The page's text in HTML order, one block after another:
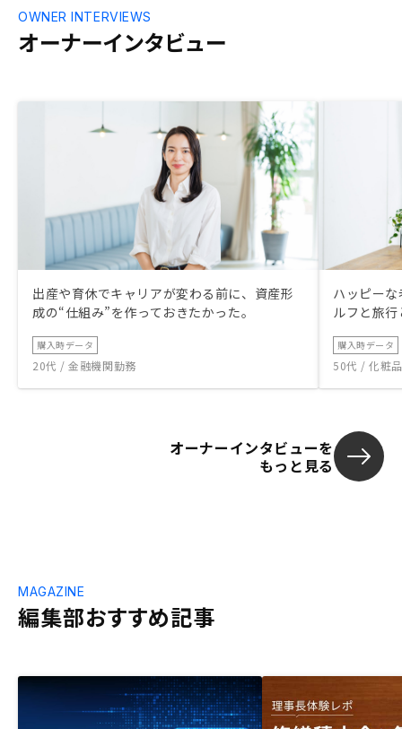
オーナーインタビュー
OWNER INTERVIEWS
出産や育休でキャリアが変わる前に、資産形
成の“仕組み”を作っておきたかった。
購入時データ
20代 / 金融機関勤務
ハッピー
ルフと旅
購入時データ
50代 / 化粧
オーナーインタビューを
もっと見る
編集部おすすめ記事
MAGAZINE